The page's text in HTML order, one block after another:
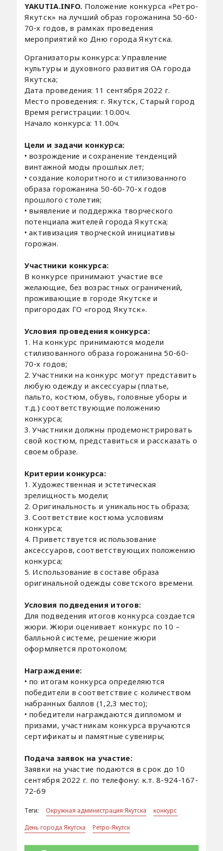
YAKUTIA.INFO. Положение конкурса «Ретро-
Якутск» на лучший образ горожанина 50-60-
70-х годов, в рамках проведения
мероприятий ко Дню города Якутска.
Организаторы конкурса: Управление
культуры и духовного развития ОА города
Якутска;
Дата проведения: 11 сентября 2022 г.
Место проведения: г. Якутск, Старый город
Время регистрации: 10.00ч.
Начало конкурса: 11.00ч.
Цели и задачи конкурса:
• возрождение и сохранение тенденций
винтажной моды прошлых лет;
• создание колоритного и стилизованного
образа горожанина 50-60-70-х годов
прошлого столетия;
• выявление и поддержка творческого
потенциала жителей города Якутска;
• активизация творческой инициативы
горожан.
Участники конкурса:
В конкурсе принимают участие все
желающие, без возрастных ограничений,
проживающие в городе Якутске и
пригородах ГО «город Якутск».
Условия проведения конкурса:
1. На конкурс принимаются модели
стилизованного образа горожанина 50-60-
70-х годов;
2. Участники на конкурс могут представить
любую одежду и аксессуары (платье,
пальто, костюм, обувь, головные уборы и
т.д.) соответствующие положению
конкурса;
3. Участники должны продемонстрировать
свой костюм, представиться и рассказать о
своем образе.
Критерии конкурса:
1. Художественная и эстетическая
зрелищность модели;
2. Оригинальность и уникальность образа;
3. Соответствие костюма условиям
конкурса;
4. Приветствуется использование
аксессуаров, соответствующих положению
конкурса;
5. Использование в составе образа
оригинальной одежды советского времени.
Условия подведения итогов:
Для подведения итогов конкурса создается
жюри. Жюри оценивает конкурс по 10 –
балльной системе, решение жюри
оформляется протоколом;
Награждение:
• по итогам конкурса определяются
победители в соответствие с количеством
набранных баллов (1,2,3 место);
• победители награждаются дипломом и
призами, участникам конкурса вручаются
сертификаты и памятные сувениры;
Подача заявок на участие:
Заявки на участие подаются в срок до 10
сентября 2022 г. по телефону: к.т. 8-924-167-
72-69
Теги: Окружная администрация Якутска
конкурс
День города Якутска
Ретро-Якутск